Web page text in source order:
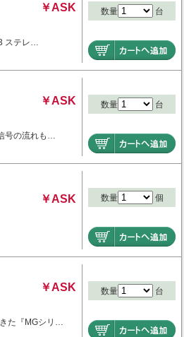
￥ASK
ステレ…
数量 台
￥ASK
号の流れも…
数量 台
￥ASK 数量 個
￥ASK
た『MGシリ…
数量 台